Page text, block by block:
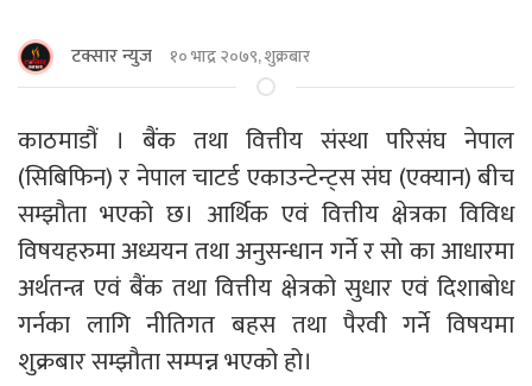
टक्सार न्युज १० भाद्र २०७९, शुक्रबार
काठमाडौं । बैंक तथा वित्तीय संस्था परिसंघ नेपाल
(सिबिफिन) र नेपाल चाटर्ड एकाउन्टेन्ट्स संघ (एक्यान) बीच
सम्झौता भएको छ। आर्थिक एवं वित्तीय क्षेत्रका विविध
विषयहरुमा अध्ययन तथा अनुसन्धान गर्ने र सो का आधारमा
अर्थतन्त्र एवं बैंक तथा वित्तीय क्षेत्रको सुधार एवं दिशाबोध
गर्नका लागि नीतिगत बहस तथा पैरवी गर्ने विषयमा
शुक्रबार सम्झौता सम्पन्न भएको हो।